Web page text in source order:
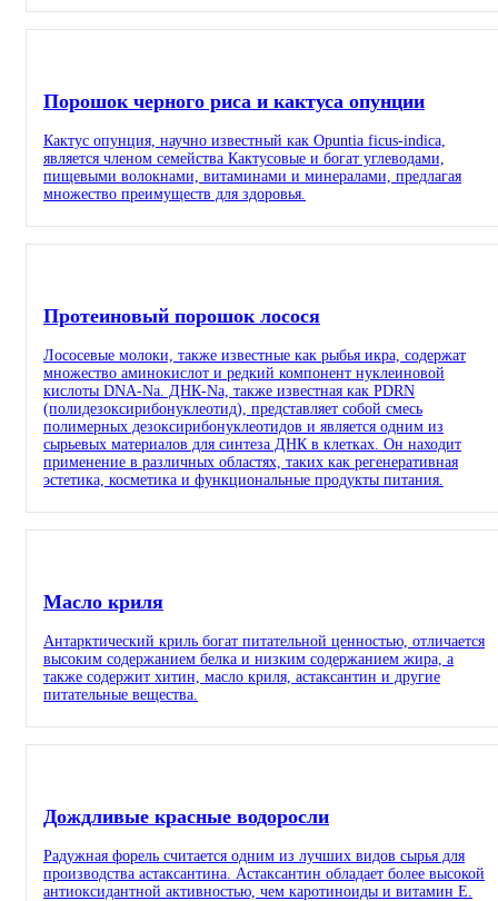
Порошок черного риса и кактуса опунции
Кактус опунция, научно известный как Opuntia ficus-indica,
является членом семейства Кактусовые и богат углеводами,
пищевыми волокнами, витаминами и минералами, предлагая
множество преимуществ для здоровья.
Протеиновый порошок лосося
Лососевые молоки, также известные как рыбья икра, содержат
множество аминокислот и редкий компонент нуклеиновой
кислоты DNA-Na. ДНК-Na, также известная как PDRN
(полидезоксирибонуклеотид), представляет собой смесь
полимерных дезоксирибонуклеотидов и является одним из
сырьевых материалов для синтеза ДНК в клетках. Он находит
применение в различных областях, таких как регенеративная
эстетика, косметика и функциональные продукты питания.
Масло криля
Антарктический криль богат питательной ценностью, отличается
высоким содержанием белка и низким содержанием жира, а
также содержит хитин, масло криля, астаксантин и другие
питательные вещества.
Дождливые красные водоросли
Радужная форель считается одним из лучших видов сырья для
производства астаксантина. Астаксантин обладает более высокой
антиоксидантной активностью, чем каротиноиды и витамин Е.